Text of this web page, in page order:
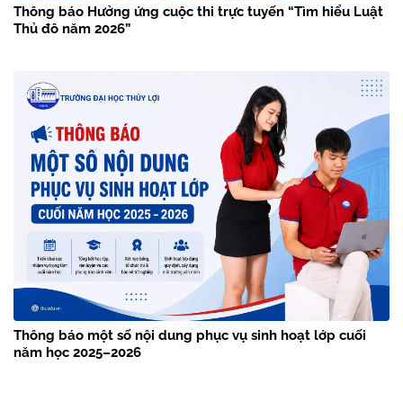
Thông báo Hưởng ứng cuộc thi trực tuyến “Tìm hiểu Luật
Thủ đô năm 2026”
Thông báo một số nội dung phục vụ sinh hoạt lớp cuối
năm học 2025–2026